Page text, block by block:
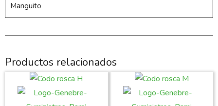
Manguito
Productos relacionados